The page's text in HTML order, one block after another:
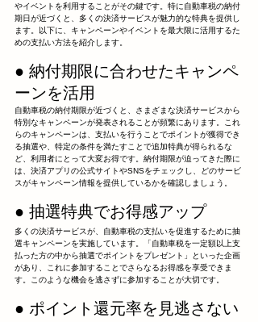
やイベントを利用することがその鍵です。特に自動車税の納付
期日が近づくと、多くの決済サービスが魅力的な特典を提供し
ます。以下に、キャンペーンやイベントを最大限に活用するた
めの支払い方法を紹介します。
● 納付期限に合わせたキャンペ
ーンを活用
自動車税の納付期限が近づくと、さまざまな決済サービスから
特別なキャンペーンが発表されることが頻繁にあります。これ
らのキャンペーンは、支払いを行うことでポイントが獲得でき
る抽選や、特定の条件を満たすことで追加特典が得られるな
ど、利用者にとって大変お得です。納付期限が迫ってきた際に
は、決済アプリの公式サイトやSNSをチェックし、どのサービ
スがキャンペーン情報を提供しているかを確認しましょう。
● 抽選特典でお得感アップ
多くの決済サービスが、自動車税の支払いを促進するために抽
選キャンペーンを実施しています。「自動車税を一定額以上支
払った方の中から抽選でポイントをプレゼント」といった企画
があり、これに参加することでさらなるお得感を享受できま
す。このような機会を逃さずに参加することが大切です。
● ポイント還元率を見逃さない